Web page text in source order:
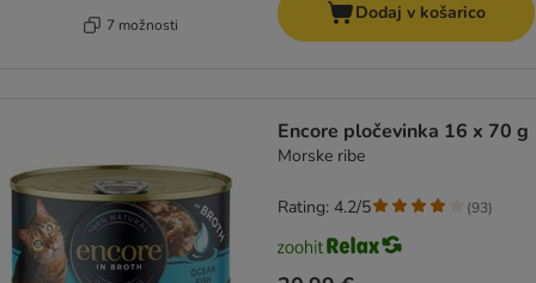
7 možnosti
Dodaj v košarico
Encore pločevinka 16 x 70 g
Morske ribe
Rating: 4.2/5 (93)